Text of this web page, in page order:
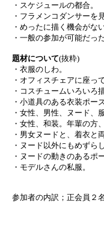
・スケジュールの都合。
・フラメンコダンサーを
・めったに描く機会がな
・一般の参加が可能だっ
題材について(抜粋)
・衣服のしわ。
・オフィスチェアに座っ
・コスチュームいろいろ
・小道具のある衣装ポー
・女性、男性、ヌード、
・女性、和装。年輩の方
・男女ヌードと、着衣と
・ヌード以外にもめずら
・ヌードの動きのあるポ
・モデルさんの私服。
参加者の内訳；正会員２